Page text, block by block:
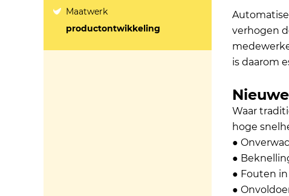
verhogen
is daarom
Waar
hoge
●
●
● Fouten
●
Maatwerk
productontwikkeling